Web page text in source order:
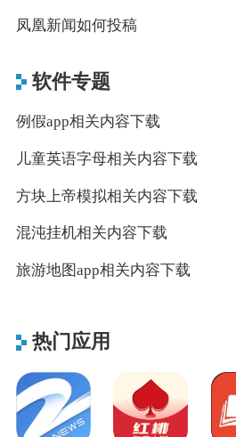
凤凰新闻如何投稿
软件专题
例假app相关内容下载
儿童英语字母相关内容下载
方块上帝模拟相关内容下载
混沌挂机相关内容下载
旅游地图app相关内容下载
热门应用